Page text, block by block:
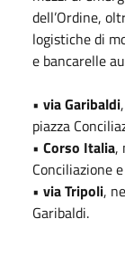
dell’Ordine,
logistiche di
e bancarelle
• via Garibaldi
piazza
• Corso Italia,
Conciliazione
• via Tripoli,
Garibaldi.